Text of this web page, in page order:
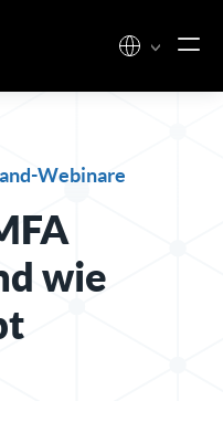
Webinare
wie